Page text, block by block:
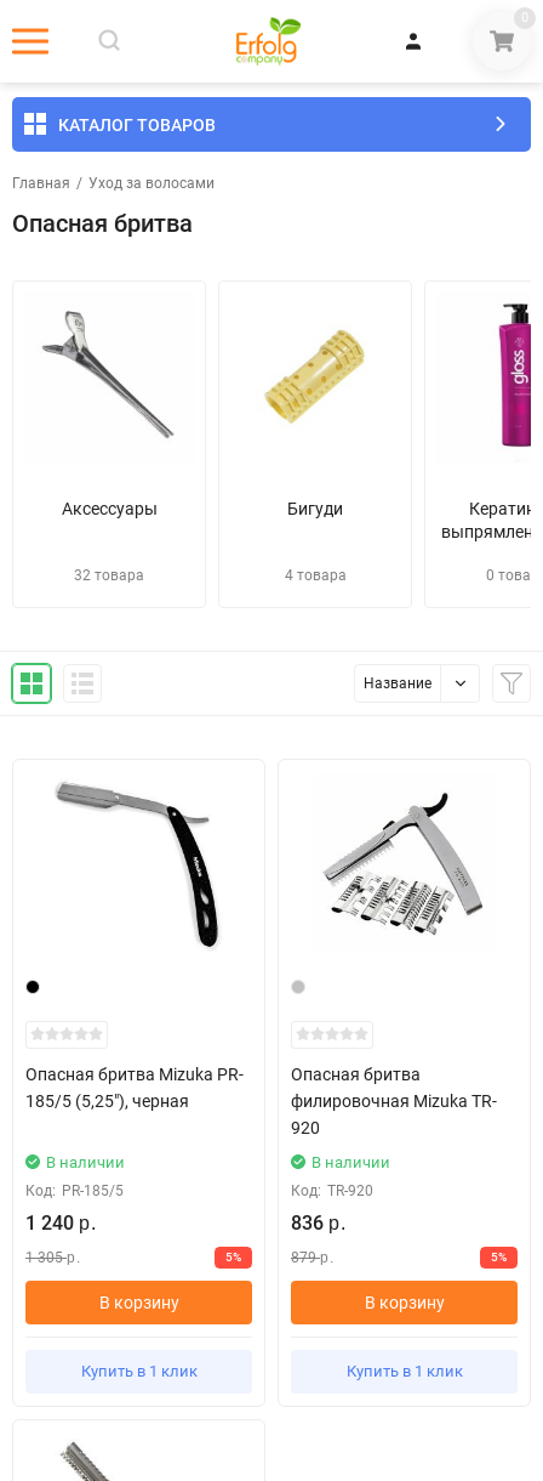
0
КАТАЛОГ ТОВАРОВ
Главная / Уход за волосами
Опасная бритва
Аксессуары
32 товара
Бигуди
4 товара 0
Название
Опасная бритва Mizuka PR-
185/5 (5,25"), черная
В наличии
Код: PR-185/5
1 240 р.
1 305р. 5%
В корзину
Купить в 1 клик
Опасная бритва
филировочная Mizuka ТR-
920
В наличии
Код: ТR-920
836 р.
879р. 5%
В корзину
Купить в 1 клик